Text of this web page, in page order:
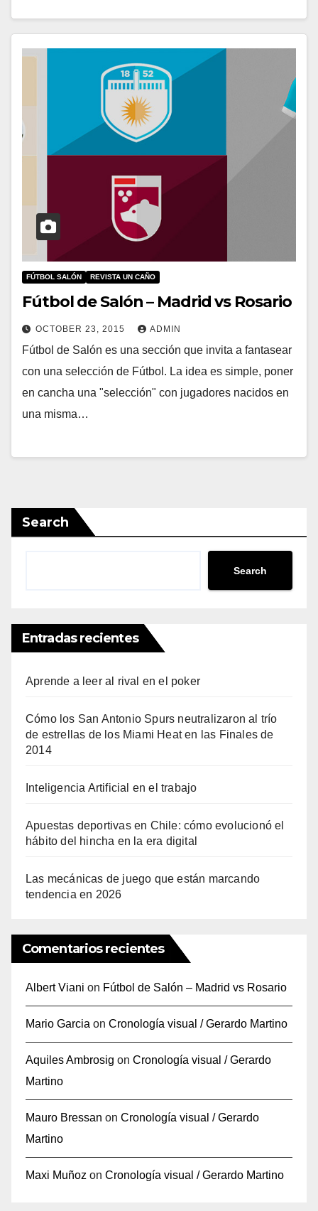
FÚTBOL SALÓN REVISTA UN CAÑO
Fútbol de Salón – Madrid vs Rosario
OCTOBER 23, 2015 ADMIN
Fútbol de Salón es una sección que invita a fantasear
con una selección de Fútbol. La idea es simple, poner
en cancha una "selección" con jugadores nacidos en
una misma…
Search
Search
Entradas recientes
Aprende a leer al rival en el poker
Cómo los San Antonio Spurs neutralizaron al trío
de estrellas de los Miami Heat en las Finales de
2014
Inteligencia Artificial en el trabajo
Apuestas deportivas en Chile: cómo evolucionó el
hábito del hincha en la era digital
Las mecánicas de juego que están marcando
tendencia en 2026
Comentarios recientes
Albert Viani on Fútbol de Salón – Madrid vs Rosario
Mario Garcia on Cronología visual / Gerardo Martino
Aquiles Ambrosig on Cronología visual / Gerardo
Martino
Mauro Bressan on Cronología visual / Gerardo
Martino
Maxi Muñoz on Cronología visual / Gerardo Martino